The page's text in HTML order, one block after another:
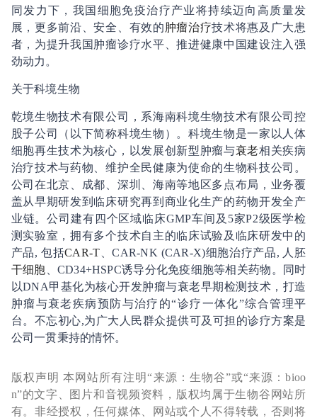
同发力下，我国细胞免疫治疗产业将持续迈向高质量发
展，更多前沿、安全、有效的 肿瘤治疗技术将惠及广大患
者，为提升我国肿瘤诊疗水平、推进健康中国建设注入强
劲动力。
关于科境生物
乾境生物技术有限公司，系海南科境生物技术有限公司控
股子公司（以下简称科境生物）。科境生物是一家以人体
细胞再生技术为核心，以发展创新型肿瘤与衰老相关疾病
治疗技术与药物、维护全民健康为使命的生物科技公司。
公司在北京、成都、深圳、海南等地区多点布局，业务覆
盖从早期研发到临床研究再到商业化生产的药物开发全产
业链。公司建有四个区域临床GMP车间及5家P2级医学检
测实验室，拥有多个技术自主的临床试验及临床研发中的
产品, 包括CAR-T 、CAR-NK (CAR-X)细胞治疗产品, 人胚
干细胞 、CD34+HSPC诱导分化免疫细胞等相关药物。同时
以DNA甲基化为核心开发肿瘤与衰老早期检测技术，打造
肿瘤与衰老疾病预防与治疗的“诊疗一体化”综合管理平
台。不忘初心,为广大人民群众提供可及可担的诊疗方案是
公司一贯秉持的情怀。
版权声明 本网站所有注明“来源：生物谷”或“来源：bioo
n”的文字、图片和音视频资料，版权均属于生物谷网站所
有。非经授权，任何媒体、网站或个人不得转载，否则将